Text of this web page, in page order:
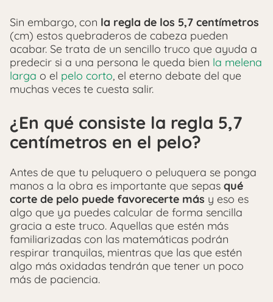
Sin embargo, con la regla de los 5,7 centímetros
(cm) estos quebraderos de cabeza pueden
acabar. Se trata de un sencillo truco que ayuda a
predecir si a una persona le queda bien la melena
larga o el pelo corto, el eterno debate del que
muchas veces te cuesta salir.
¿En qué consiste la regla 5,7
centímetros en el pelo?
Antes de que tu peluquero o peluquera se ponga
manos a la obra es importante que sepas qué
corte de pelo puede favorecerte más y eso es
algo que ya puedes calcular de forma sencilla
gracia a este truco. Aquellas que estén más
familiarizadas con las matemáticas podrán
respirar tranquilas, mientras que las que estén
algo más oxidadas tendrán que tener un poco
más de paciencia.